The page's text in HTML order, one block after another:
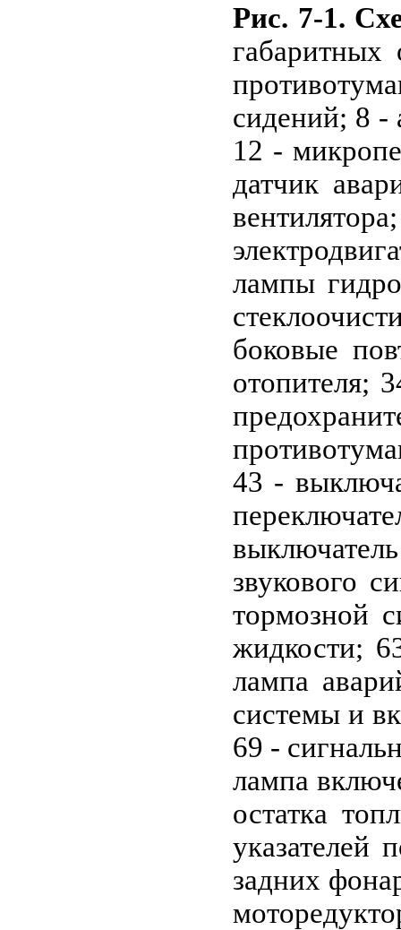
Рис. 7-1.
сидений; 8 -
12 -
датчик
лампы
боковые
отопителя;
43 -
звукового
тормозной
жидкости;
лампа
системы и
69 -
лампа
остатка
указателей
задних